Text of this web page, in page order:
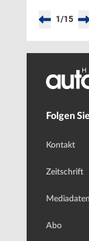
1/15
Folgen
Kontakt
Zeitschrift
Mediadaten
Abo